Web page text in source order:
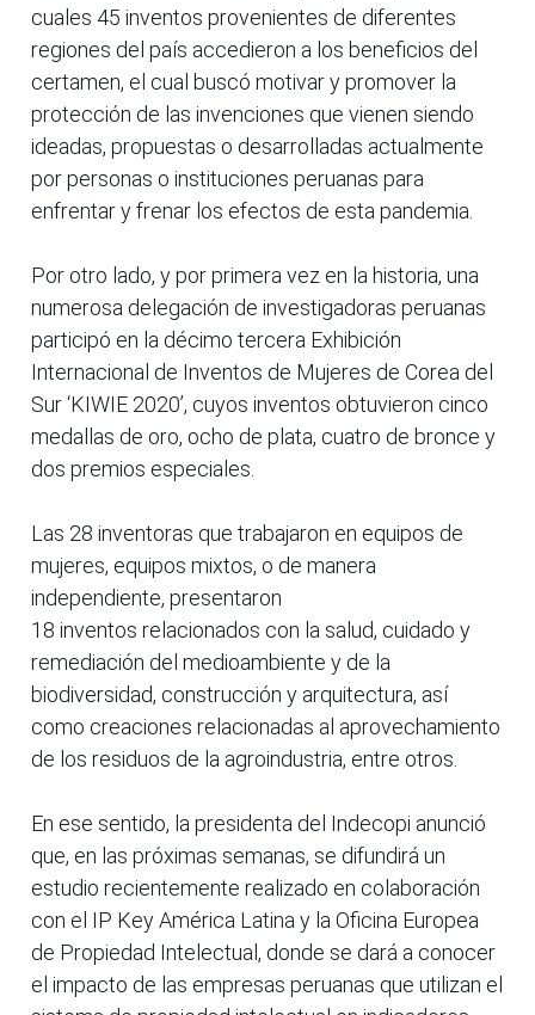
cuales 45 inventos provenientes de diferentes
regiones del país accedieron a los beneficios del
certamen, el cual buscó motivar y promover la
protección de las invenciones que vienen siendo
ideadas, propuestas o desarrolladas actualmente
por personas o instituciones peruanas para
enfrentar y frenar los efectos de esta pandemia.
Por otro lado, y por primera vez en la historia, una
numerosa delegación de investigadoras peruanas
participó en la décimo tercera Exhibición
Internacional de Inventos de Mujeres de Corea del
Sur ‘KIWIE 2020’, cuyos inventos obtuvieron cinco
medallas de oro, ocho de plata, cuatro de bronce y
dos premios especiales.
Las 28 inventoras que trabajaron en equipos de
mujeres, equipos mixtos, o de manera
independiente, presentaron
18 inventos relacionados con la salud, cuidado y
remediación del medioambiente y de la
biodiversidad, construcción y arquitectura, así
como creaciones relacionadas al aprovechamiento
de los residuos de la agroindustria, entre otros.
En ese sentido, la presidenta del Indecopi anunció
que, en las próximas semanas, se difundirá un
estudio recientemente realizado en colaboración
con el IP Key América Latina y la Oficina Europea
de Propiedad Intelectual, donde se dará a conocer
el impacto de las empresas peruanas que utilizan el